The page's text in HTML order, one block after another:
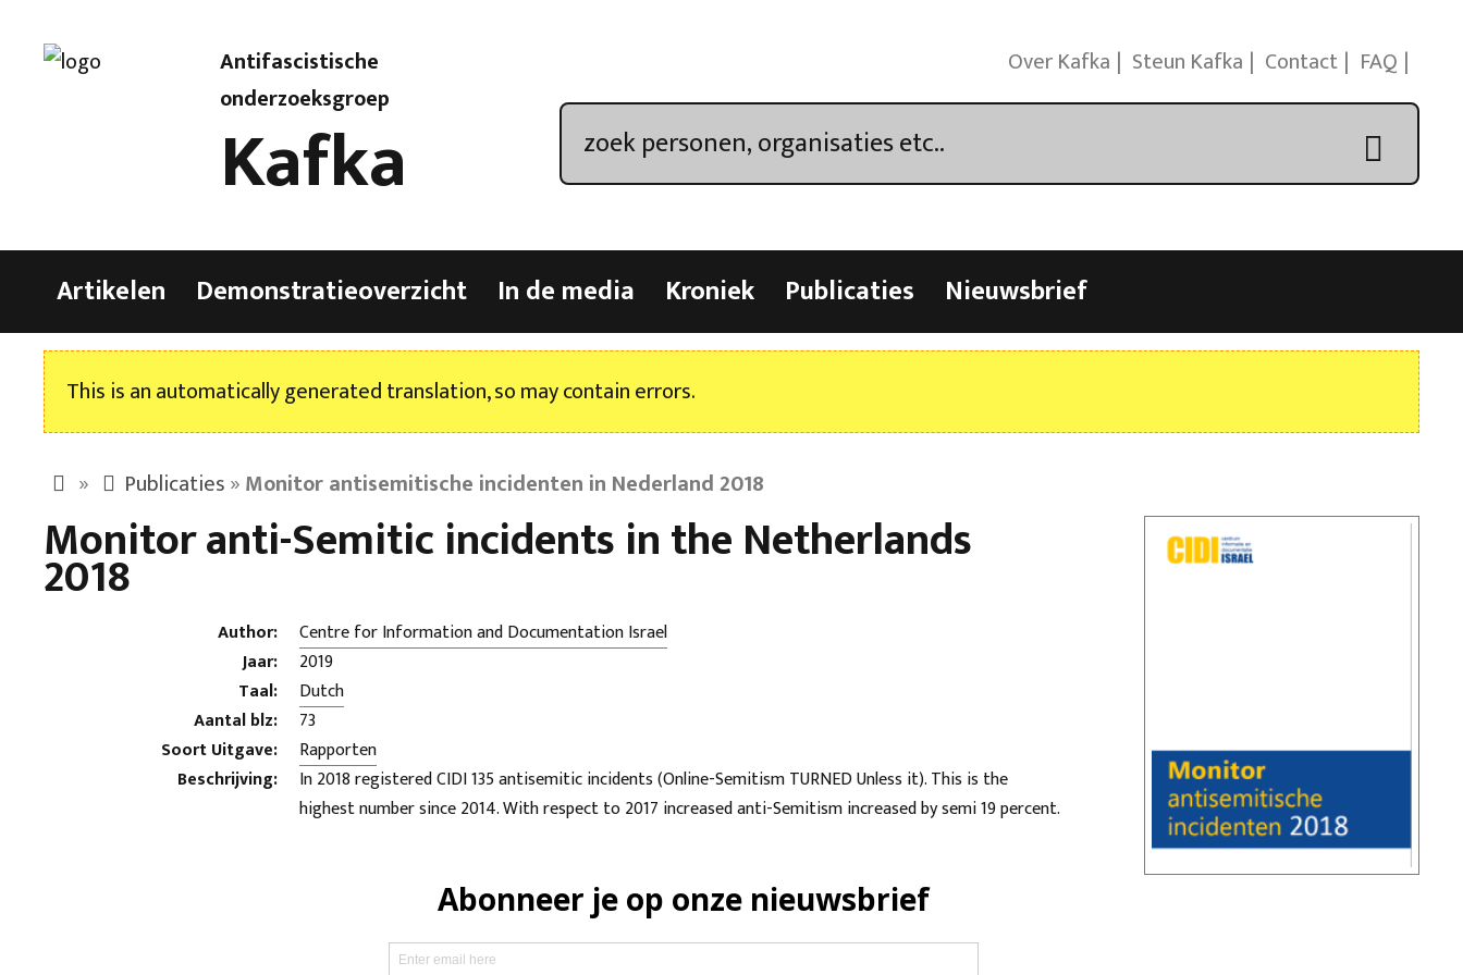
Antifascistische
onderzoeksgroep
Kafka
Over Kafka Steun Kafka Contact FAQ
Artikelen Demonstratieoverzicht In de media Kroniek Publicaties Nieuwsbrief
This is an automatically generated translation, so may contain errors.
» Publicaties»Monitor antisemitische incidenten in Nederland 2018
Monitor anti-Semitic incidents in the Netherlands
2018
Author:
Centre for Information and Documentation Israel
Jaar:
2019
Taal:
Dutch
Aantal blz:
73
Soort Uitgave:
Rapporten
Beschrijving:
In 2018 registered CIDI 135 antisemitic incidents (Online-Semitism TURNED Unless it). This is the
highest number since 2014. With respect to 2017 increased anti-Semitism increased by semi 19 percent.